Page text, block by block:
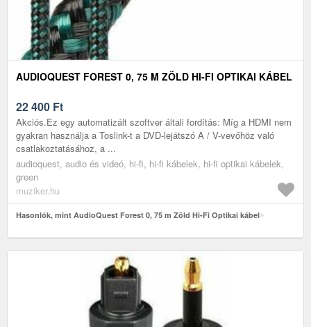
AUDIOQUEST FOREST 0, 75 M ZÖLD HI-FI OPTIKAI KÁBEL
22 400 Ft
Akciós.Ez egy automatizált szoftver általi fordítás: Míg a HDMI nem
gyakran használja a Toslink-t a DVD-lejátszó A / V-vevőhöz való
csatlakoztatásához, a ...
audioquest, audio és videó, hi-fi, hi-fi kábelek, hi-fi optikai kábelek,
green
muziker.hu
Hasonlók, mint AudioQuest Forest 0, 75 m Zöld Hi-Fi Optikai kábel